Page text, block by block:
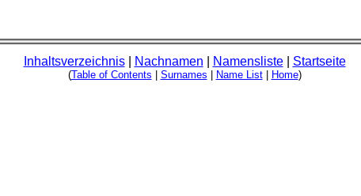
Inhaltsverzeichnis| Nachnamen Namensliste| Startseite
(Table of Contents Surnames Name List| Home)